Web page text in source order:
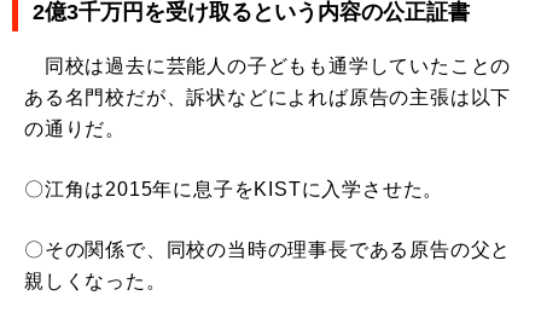
2億3千万円を受け取るという内容の公正証書
同校は過去に芸能人の子どもも通学していたことの
ある名門校だが、訴状などによれば原告の主張は以下
の通りだ。
〇江角は2015年に息子をKISTに入学させた。
〇その関係で、同校の当時の理事長である原告の父と
親しくなった。